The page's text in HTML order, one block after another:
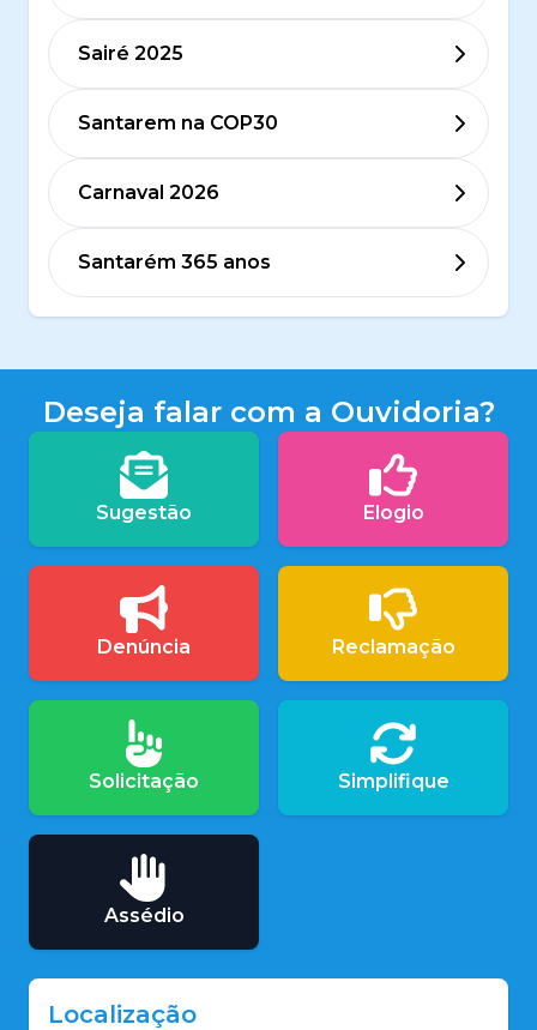
Sairé 2025
Santarem na COP30
Carnaval 2026
Santarém 365 anos
Deseja falar com a Ouvidoria?
Sugestão Elogio
Denúncia Reclamação
Solicitação Simplifique
Assédio
Localização